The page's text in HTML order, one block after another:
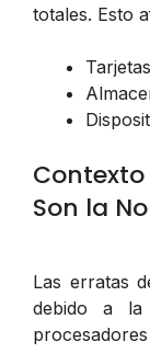
totales. Esto
Son la
Las erratas
debido a la